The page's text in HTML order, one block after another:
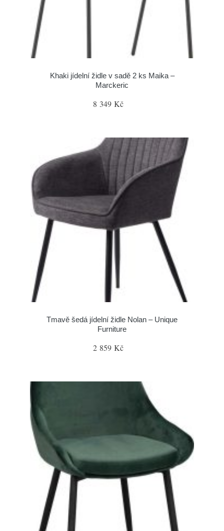
Khaki jídelní židle v sadě 2 ks Maika –
Marckeric
8 349 Kč
Tmavě šedá jídelní židle Nolan – Unique
Furniture
2 859 Kč